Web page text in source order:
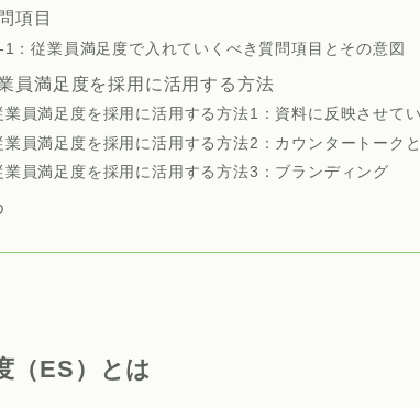
項目
1：従業員満足度で入れていくべき質問項目とその意図
員満足度を採用に活用する方法
業員満足度を採用に活用する方法1：資料に反映させてい
業員満足度を採用に活用する方法2：カウンタートーク
業員満足度を採用に活用する方法3：ブランディング
（ES）とは